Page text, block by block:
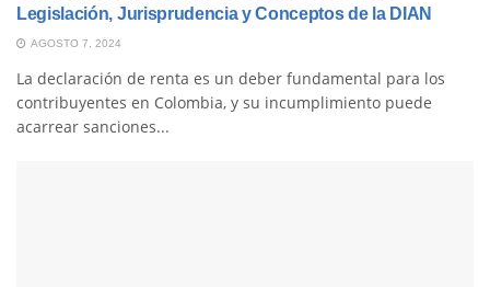
Legislación, Jurisprudencia y Conceptos de la DIAN
AGOSTO 7, 2024
La declaración de renta es un deber fundamental para los
contribuyentes en Colombia, y su incumplimiento puede
acarrear sanciones...